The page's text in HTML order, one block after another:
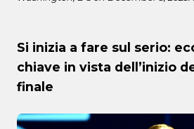
Si inizia a fare sul serio:
chiave in vista dell’inizio
finale